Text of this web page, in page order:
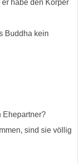
habe den Körper
Buddha kein
Ehepartner?
sind sie völlig